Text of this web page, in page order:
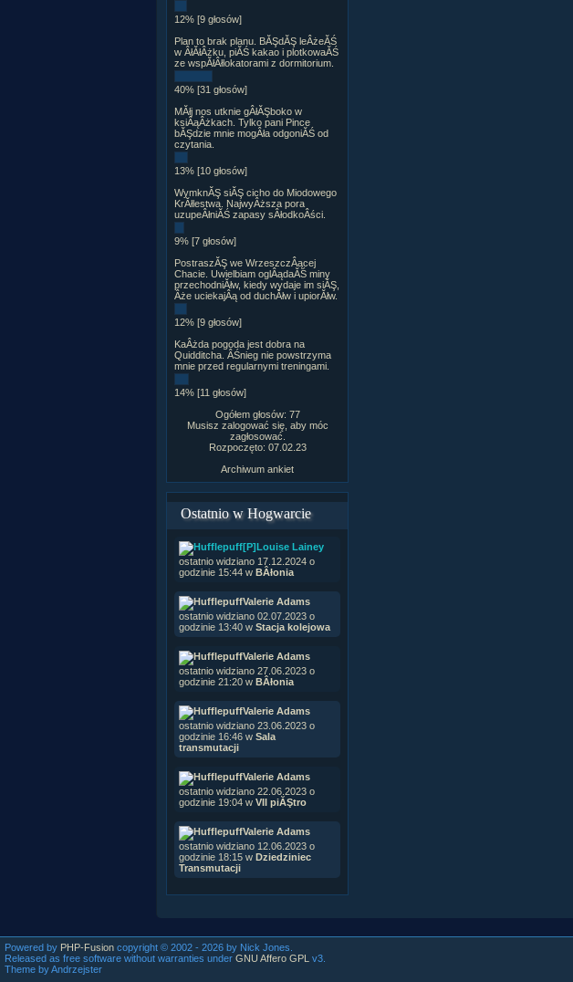
12% [9 głosów]
Plan to brak planu. BĂŞdĂŞ leÂżeĂŚ
w ÂłĂłÂżku, piĂŚ kakao i plotkowaĂŚ
ze wspĂłÂłlokatorami z dormitorium.
40% [31 głosów]
MĂłj nos utknie gÂłĂŞboko w
ksiÂąÂżkach. Tylko pani Pince
bĂŞdzie mnie mogÂła odgoniĂŚ od
czytania.
13% [10 głosów]
WymknĂŞ siĂŞ cicho do Miodowego
KrĂłlestwa. NajwyÂższa pora
uzupeÂłniĂŚ zapasy sÂłodkoÂści.
9% [7 głosów]
PostraszĂŞ we WrzeszczÂącej
Chacie. Uwielbiam oglÂądaĂŚ miny
przechodniĂłw, kiedy wydaje im siĂŞ,
Âże uciekajÂą od duchĂłw i upiorĂłw.
12% [9 głosów]
KaÂżda pogoda jest dobra na
Quidditcha. ÂŚnieg nie powstrzyma
mnie przed regularnymi treningami.
14% [11 głosów]
Ogółem głosów: 77
Musisz zalogować się, aby móc
zagłosować.
Rozpoczęto: 07.02.23
Archiwum ankiet
Ostatnio w Hogwarcie
[P]Louise Lainey
ostatnio widziano 17.12.2024 o
godzinie 15:44 w BÂłonia
Valerie Adams
ostatnio widziano 02.07.2023 o
godzinie 13:40 w Stacja kolejowa
Valerie Adams
ostatnio widziano 27.06.2023 o
godzinie 21:20 w BÂłonia
Valerie Adams
ostatnio widziano 23.06.2023 o
godzinie 16:46 w Sala
transmutacji
Valerie Adams
ostatnio widziano 22.06.2023 o
godzinie 19:04 w VII piĂŞtro
Valerie Adams
ostatnio widziano 12.06.2023 o
godzinie 18:15 w Dziedziniec
Transmutacji
Powered by PHP-Fusion copyright © 2002 - 2026 by Nick Jones.
Released as free software without warranties under GNU Affero GPL
v3.
Theme by Andrzejster